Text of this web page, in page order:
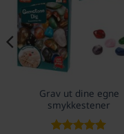
Grav ut dine egne
smykkestener